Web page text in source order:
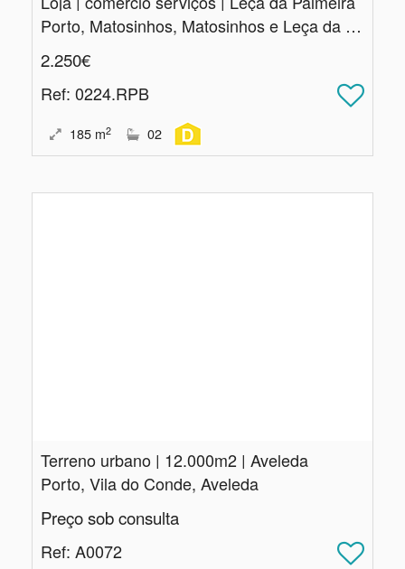
Porto, Matosinhos, Matosinhos e Leça da Palmeira
2.250€
Ref: 0224.RPB
185 m2 02
Terreno urbano | 12.​000m2 | Aveleda
Porto, Vila do Conde, Aveleda
Preço sob consulta
Ref: A0072